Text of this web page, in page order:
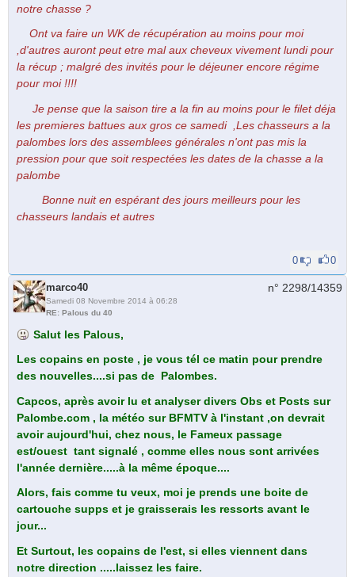
notre chasse ?
Ont va faire un WK de récupération au moins pour moi
,d'autres auront peut etre mal aux cheveux vivement lundi pour
la récup ; malgré des invités pour le déjeuner encore régime
pour moi !!!!
Je pense que la saison tire a la fin au moins pour le filet déja
les premieres battues aux gros ce samedi ,Les chasseurs a la
palombes lors des assemblees générales n'ont pas mis la
pression pour que soit respectées les dates de la chasse a la
palombe
Bonne nuit en espérant des jours meilleurs pour les
chasseurs landais et autres
0 0
marco40
Samedi 08 Novembre 2014 à 06:28
RE: Palous du 40
n° 2298/14359
Salut les Palous,
Les copains en poste , je vous tél ce matin pour prendre
des nouvelles....si pas de Palombes.
Capcos, après avoir lu et analyser divers Obs et Posts sur
Palombe.com , la météo sur BFMTV à l'instant ,on devrait
avoir aujourd'hui, chez nous, le Fameux passage
est/ouest tant signalé , comme elles nous sont arrivées
l'année dernière.....à la même époque....
Alors, fais comme tu veux, moi je prends une boite de
cartouche supps et je graisserais les ressorts avant le
jour...
Et Surtout, les copains de l'est, si elles viennent dans
notre direction .....laissez les faire.